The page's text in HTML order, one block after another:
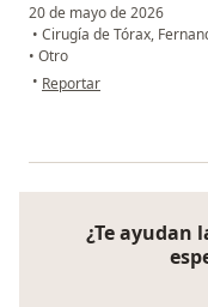
20 de mayo de 2026
• Cirugía de Tórax,
• Otro
• en opinión del usuario
Reportar
¿Te ayudan